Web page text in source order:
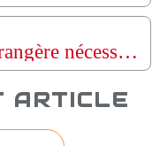
Poutine : aucune troupe étrangère nécessaire en Ukraine après un accord de paix
ARTICLE